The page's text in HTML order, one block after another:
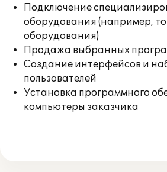
Подключение
оборудования (например,
оборудования)
Продажа выбранных
Создание интерфейсов и
пользователей
Установка программного
компьютеры заказчика